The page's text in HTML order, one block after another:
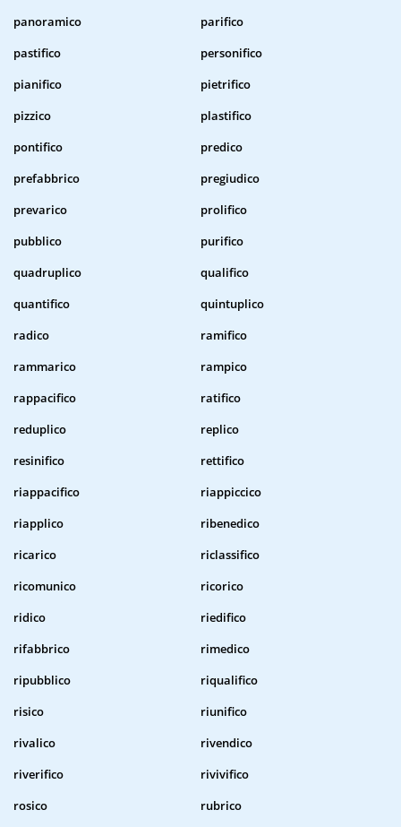
panoramico
parifico
pastifico
personifico
pianifico
pietrifico
pizzico
plastifico
pontifico
predico
prefabbrico
pregiudico
prevarico
prolifico
pubblico
purifico
quadruplico
qualifico
quantifico
quintuplico
radico
ramifico
rammarico
rampico
rappacifico
ratifico
reduplico
replico
resinifico
rettifico
riappacifico
riappiccico
riapplico
ribenedico
ricarico
riclassifico
ricomunico
ricorico
ridico
riedifico
rifabbrico
rimedico
ripubblico
riqualifico
risico
riunifico
rivalico
rivendico
riverifico
rivivifico
rosico
rubrico